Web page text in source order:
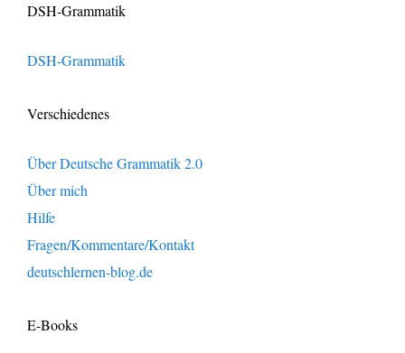
DSH-Grammatik
DSH-Grammatik
Verschiedenes
Über Deutsche Grammatik 2.0
Über mich
Hilfe
Fragen/Kommentare/Kontakt
deutschlernen-blog.de
E-Books